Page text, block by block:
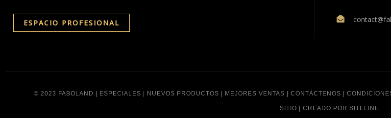
ESPACIO PROFESIONAL
© 2023 FABOLAND | ESPECIALES | NUEVOS PRODUCTOS | MEJORES VENTAS | CONTÁCTENOS |
SITIO | CREADO POR SITELINE